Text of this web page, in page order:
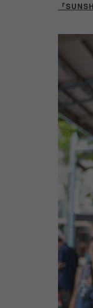
『